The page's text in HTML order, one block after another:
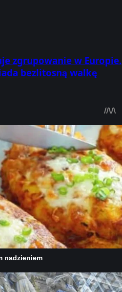
zgrupowanie w Europie.
bezlitosną walkę